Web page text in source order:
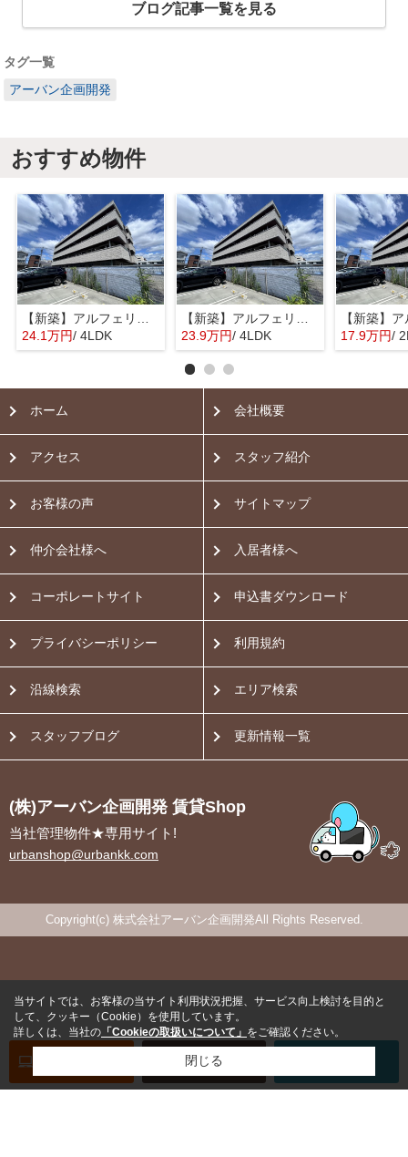
ブログ記事一覧を見る
タグ一覧
アーバン企画開発
おすすめ物件
24.1万円/ 4LDK
23.9万円/ 4LDK 17.9万円/
お問い合わせ
ホーム 会社概要
アクセス スタッフ紹介
お客様の声 サイトマップ
仲介会社様へ 入居者様へ
コーポレートサイト 申込書ダウンロード
プライバシーポリシー 利用規約
沿線検索 エリア検索
スタッフブログ 更新情報一覧
(株)アーバン企画開発 賃貸Shop
当社管理物件★専用サイト!
urbanshop@urbankk.com
Copyright(c) 株式会社アーバン企画開発All Rights Reserved.
当サイトでは、お客様の当サイト利用状況把握、サービス向上検討を目的と
して、クッキー（Cookie）を使用しています。
詳しくは、当社の 「Cookieの取扱いについて」 をご確認ください。
閉じる